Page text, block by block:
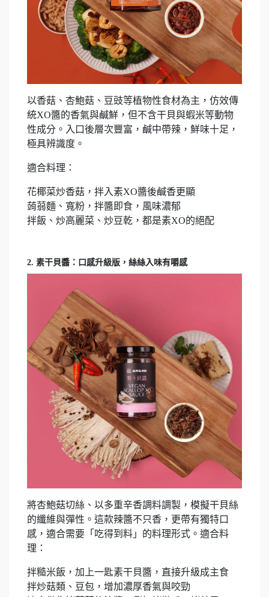
以香菇、杏鮑菇、豆豉等植物性食材為主，仿效傳
統XO醬的香氣與鹹鮮，但不含干貝與蝦米等動物
性成分。入口後層次豐富，鹹中帶辣，鮮味十足，
極具辨識度。
適合料理：
花椰菜炒香菇，拌入素XO醬後鹹香更顯
蒟蒻麵、寬粉，拌醬即食，風味濃郁
拌飯、炒高麗菜、炒豆乾，都是素XO的絕配
2. 素干貝醬：口感升級版，絲絲入味有嚼感
將杏鮑菇切絲、以多重辛香調料調製，模擬干貝絲
的纖維與彈性。這款辣醬不只香，更帶有獨特口
感，適合需要「吃得到料」的料理形式。適合料
理：
拌糙米飯，加上一匙素干貝醬，直接升級成主食
拌炒菇類、豆包，增加濃厚香氣與咬勁